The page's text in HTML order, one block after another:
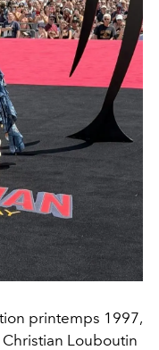
printemps 1997,
Louboutin